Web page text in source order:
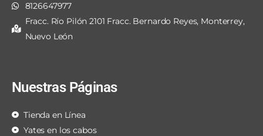
8126647977
Fracc. Río Pilón 2101 Fracc. Bernardo Reyes, Monterrey,
Nuevo León
Nuestras Páginas
Tienda en Línea
Yates en los cabos